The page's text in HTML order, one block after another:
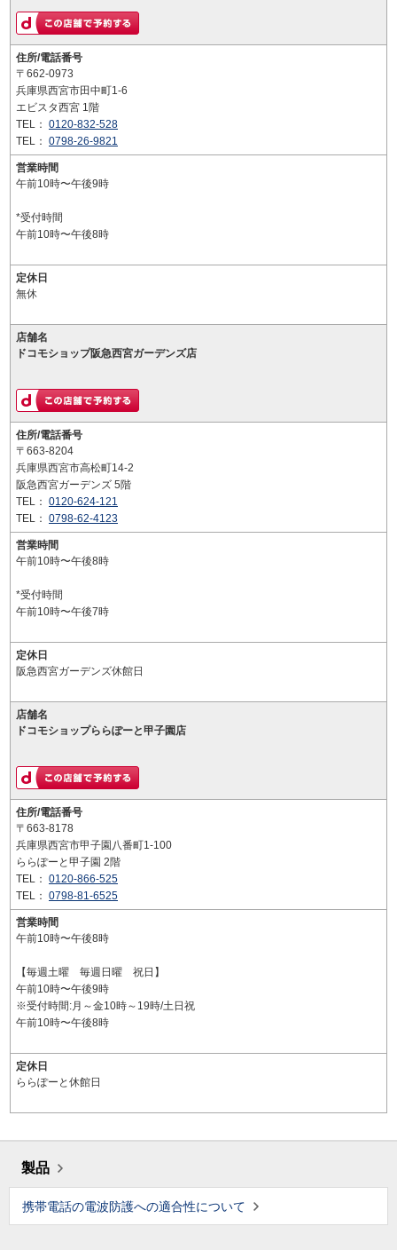
住所/電話番号
〒662-0973
兵庫県西宮市田中町1-6
エビスタ西宮 1階
TEL： 0120-832-528
TEL： 0798-26-9821
営業時間
午前10時〜午後9時
*受付時間
午前10時〜午後8時
定休日
無休
店舗名
ドコモショップ阪急西宮ガーデンズ店
住所/電話番号
〒663-8204
兵庫県西宮市高松町14-2
阪急西宮ガーデンズ 5階
TEL： 0120-624-121
TEL： 0798-62-4123
営業時間
午前10時〜午後8時
*受付時間
午前10時〜午後7時
定休日
阪急西宮ガーデンズ休館日
店舗名
ドコモショップららぽーと甲子園店
住所/電話番号
〒663-8178
兵庫県西宮市甲子園八番町1-100
ららぽーと甲子園 2階
TEL： 0120-866-525
TEL： 0798-81-6525
営業時間
午前10時〜午後8時
【毎週土曜 毎週日曜 祝日】
午前10時〜午後9時
※受付時間:月～金10時～19時/土日祝
午前10時〜午後8時
定休日
ららぽーと休館日
製品
携帯電話の電波防護への適合性について